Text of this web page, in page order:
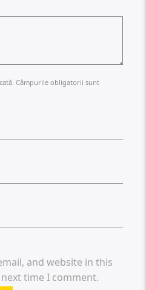
Câmpurile obligatorii sunt
and website in this
time I comment.